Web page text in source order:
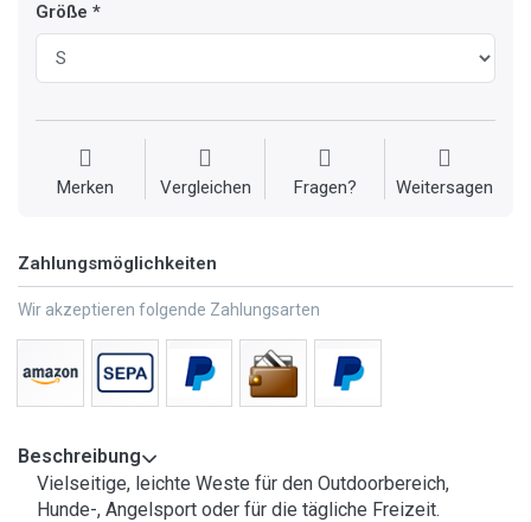
Größe
Merken Vergleichen Fragen? Weitersagen
Zahlungsmöglichkeiten
Wir akzeptieren folgende Zahlungsarten
Beschreibung
Vielseitige, leichte Weste für den Outdoorbereich,
Hunde-, Angelsport oder für die tägliche Freizeit.